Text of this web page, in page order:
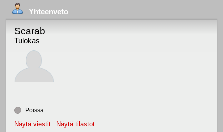
Yhteenveto
Scarab
Tulokas
Poissa
Näytä viestit
Näytä tilastot